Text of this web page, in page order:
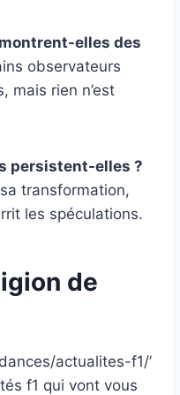
elles des
observateurs
mais rien n’est
persistent-elles ?
transformation,
les spéculations.
de
actualites-f1/’
f1 qui vont vous